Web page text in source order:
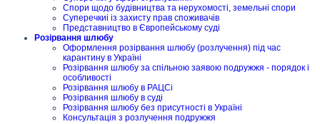
Спори щодо будівництва та нерухомості, земельні спори
Суперечкиі із захисту прав споживачів
Представництво в Європейському суді
Розірвання шлюбу
Оформлення розірвання шлюбу (розлучення) під час
карантину в Україні
Розірвання шлюбу за спільною заявою подружжя - порядок і
особливості
Розірвання шлюбу в РАЦСі
Розірвання шлюбу в суді
Розірвання шлюбу без присутності в Україні
Консультація з розлучення подружжя